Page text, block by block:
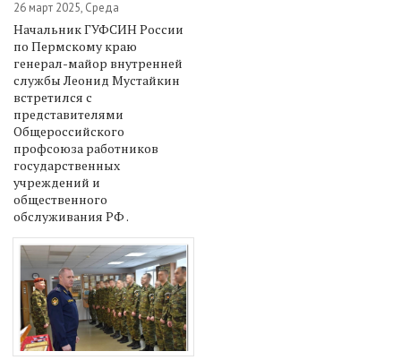
26 март 2025, Среда
Начальник ГУФСИН России
по Пермскому краю
генерал-майор внутренней
службы Леонид Мустайкин
встретился с
представителями
Общероссийского
профсоюза работников
государственных
учреждений и
общественного
обслуживания РФ .